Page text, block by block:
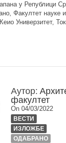
у Републици
Факултет науке и
Универзитет,
Аутор:
факултет
On 04/03/2022
ВЕСТИ
ИЗЛОЖБЕ
ОДАБРАНО